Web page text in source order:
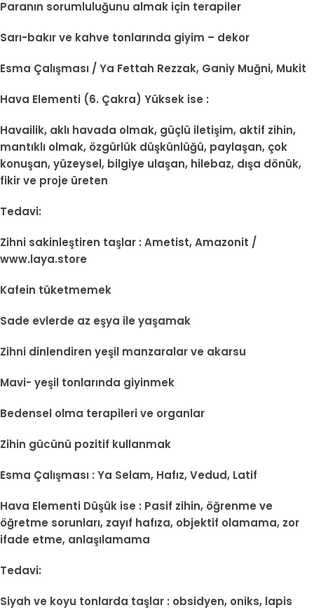
Paranın sorumluluğunu almak için terapiler
Sarı-bakır ve kahve tonlarında giyim – dekor
Esma Çalışması / Ya Fettah Rezzak, Ganiy Muğni, Mukit
Hava Elementi (6. Çakra) Yüksek ise :
Havailik, aklı havada olmak, güçlü iletişim, aktif zihin,
mantıklı olmak, özgürlük düşkünlüğü, paylaşan, çok
konuşan, yüzeysel, bilgiye ulaşan, hilebaz, dışa dönük,
fikir ve proje üreten
Tedavi:
Zihni sakinleştiren taşlar : Ametist, Amazonit /
www.laya.store
Kafein tüketmemek
Sade evlerde az eşya ile yaşamak
Zihni dinlendiren yeşil manzaralar ve akarsu
Mavi- yeşil tonlarında giyinmek
Bedensel olma terapileri ve organlar
Zihin gücünü pozitif kullanmak
Esma Çalışması : Ya Selam, Hafız, Vedud, Latif
Hava Elementi Düşük ise : Pasif zihin, öğrenme ve
öğretme sorunları, zayıf hafıza, objektif olamama, zor
ifade etme, anlaşılamama
Tedavi:
Siyah ve koyu tonlarda taşlar : obsidyen, oniks, lapis